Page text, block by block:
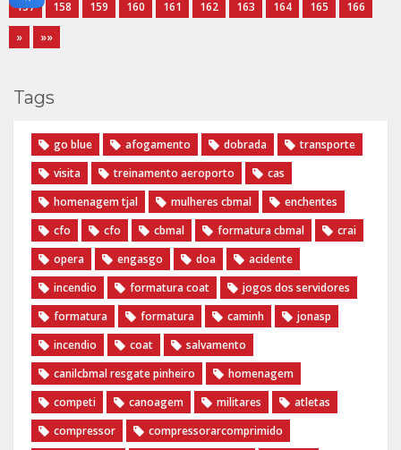
157
158 159 160 161 162 163 164 165
166
»
»»
Tags
go blue afogamento dobrada
transporte
visita
treinamento aeroporto
cas
homenagem tjal
mulheres cbmal
enchentes
cfo
cfo cbmal formatura cbmal
crai
opera
engasgo doa
acidente
incendio
formatura coat
jogos dos servidores
formatura
formatura caminh
jonasp
incendio
coat
salvamento
canilcbmal resgate pinheiro
homenagem
competi
canoagem militares
atletas
compressor
compressorarcomprimido